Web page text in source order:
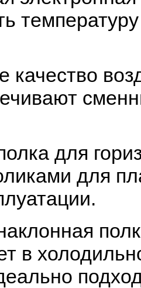
качество
для
для
в